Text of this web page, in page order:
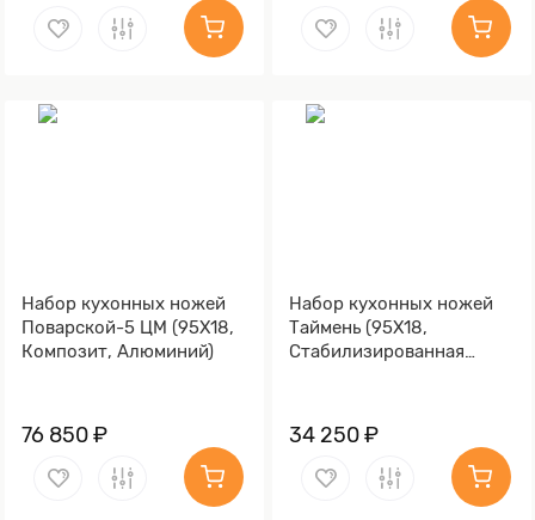
Набор кухонных ножей
Поварской-5 ЦМ (95Х18,
Композит, Алюминий)
76 850 ₽
Набор кухонных ножей
Таймень (95Х18,
Стабилизированная
34 250 ₽